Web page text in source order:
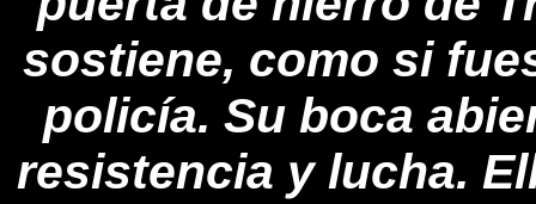
sostiene, como si
policía. Su boca
resistencia y lucha.